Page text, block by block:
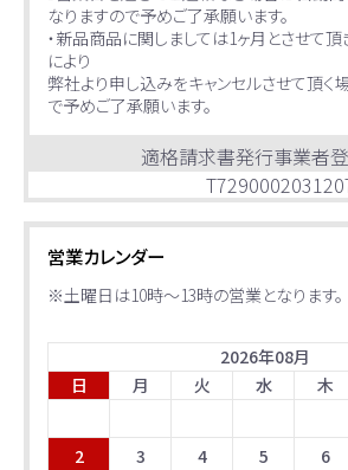
なりますので予めご了承願います。
・新品商品に関しましては1ヶ月とさせて
により
弊社より申し込みをキャンセルさせて頂く
で予めご了承願います。
適格請求書発行事業者
営業カレンダー
※土曜日は10時～13時の営業となります。
2026年08月
日
月 火 水 木
2
3 4 5 6